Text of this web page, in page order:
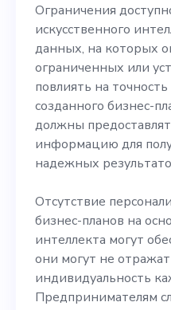
Ограничения
искусственного
данных, на которых
ограниченных или
повлиять на
созданного бизнес-
должны
информацию для
надежных
Отсутствие
бизнес-планов на
интеллекта могут
они могут не
индивидуальность
Предпринимателям